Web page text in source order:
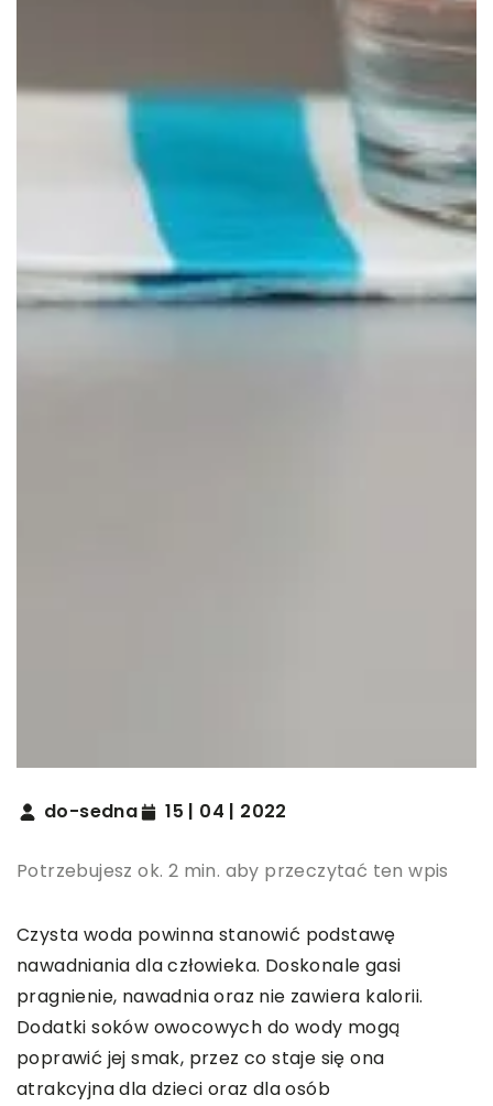
do-sedna 15 | 04 | 2022
Potrzebujesz ok. 2 min. aby przeczytać ten wpis
Czysta woda powinna stanowić podstawę
nawadniania dla człowieka. Doskonale gasi
pragnienie, nawadnia oraz nie zawiera kalorii.
Dodatki soków owocowych do wody mogą
poprawić jej smak, przez co staje się ona
atrakcyjna dla dzieci oraz dla osób